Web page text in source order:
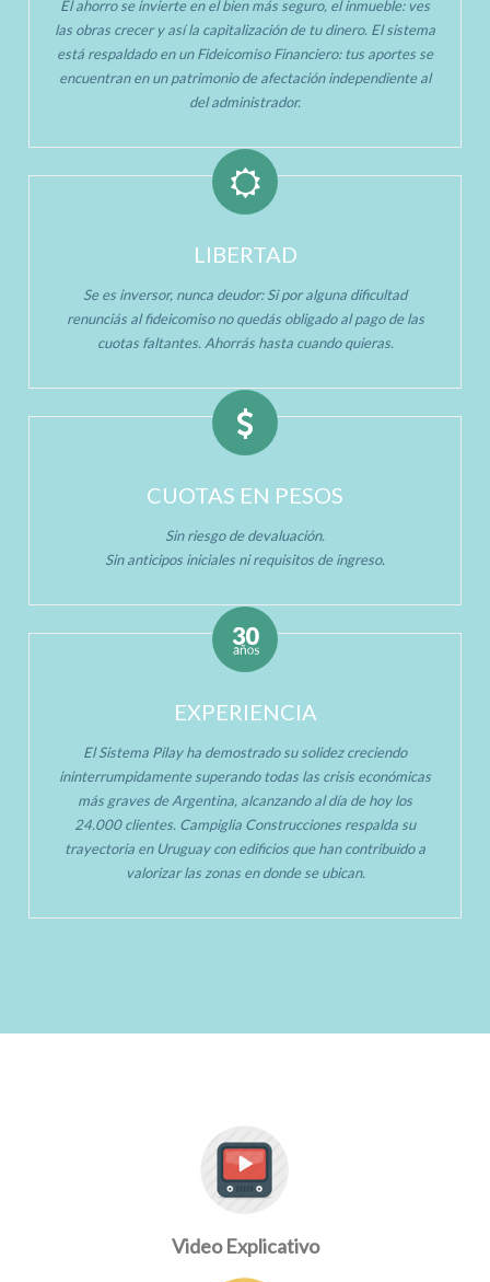
El ahorro se invierte en el bien más seguro, el inmueble: ves
las obras crecer y así la capitalización de tu dinero. El sistema
está respaldado en un Fideicomiso Financiero: tus aportes se
encuentran en un patrimonio de afectación independiente al
del administrador.
LIBERTAD
Se es inversor, nunca deudor: Si por alguna dificultad
renunciás al fideicomiso no quedás obligado al pago de las
cuotas faltantes. Ahorrás hasta cuando quieras.
CUOTAS EN PESOS
Sin riesgo de devaluación.
Sin anticipos iniciales ni requisitos de ingreso.
EXPERIENCIA
El Sistema Pilay ha demostrado su solidez creciendo
ininterrumpidamente superando todas las crisis económicas
más graves de Argentina, alcanzando al día de hoy los
24.000 clientes. Campiglia Construcciones respalda su
trayectoria en Uruguay con edificios que han contribuido a
valorizar las zonas en donde se ubican.
Video Explicativo